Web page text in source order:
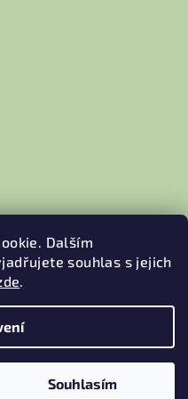
Dalším
souhlas s jejich
.
Souhlasím